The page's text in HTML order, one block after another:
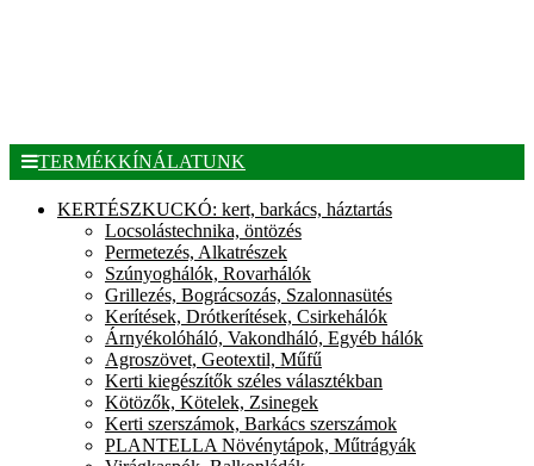
TERMÉKKÍNÁLATUNK
KERTÉSZKUCKÓ: kert, barkács, háztartás
Locsolástechnika, öntözés
Permetezés, Alkatrészek
Szúnyoghálók, Rovarhálók
Grillezés, Bográcsozás, Szalonnasütés
Kerítések, Drótkerítések, Csirkehálók
Árnyékolóháló, Vakondháló, Egyéb hálók
Agroszövet, Geotextil, Műfű
Kerti kiegészítők széles választékban
Kötözők, Kötelek, Zsinegek
Kerti szerszámok, Barkács szerszámok
PLANTELLA Növénytápok, Műtrágyák